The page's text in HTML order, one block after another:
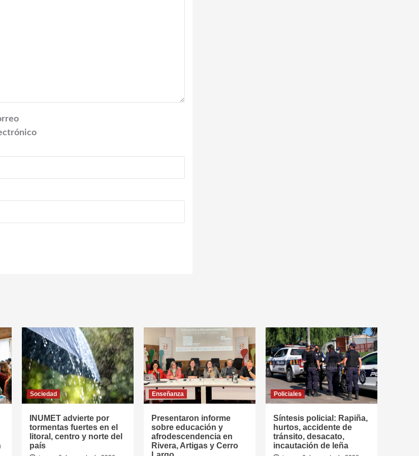
Sociedad
INUMET advierte por
tormentas fuertes en el
litoral, centro y norte del
país
Enseñanza
Presentaron informe
sobre educación y
afrodescendencia en
Rivera, Artigas y Cerro
Policiales
Síntesis policial: Rapiña,
hurtos, accidente de
tránsito, desacato,
incautación de leña